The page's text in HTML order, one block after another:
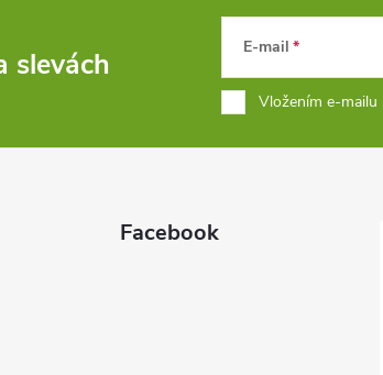
slevách E-mail
Vložením e-mailu
Facebook